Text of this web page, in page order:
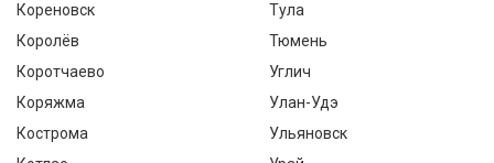
Кореновск
Королёв
Коротчаево
Коряжма
Кострома
Тула
Тюмень
Углич
Улан-Удэ
Ульяновск